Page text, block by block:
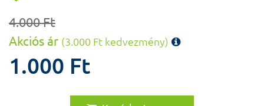
4.000 Ft
Akciós ár (3.000 Ft kedvezmény)
1.000 Ft